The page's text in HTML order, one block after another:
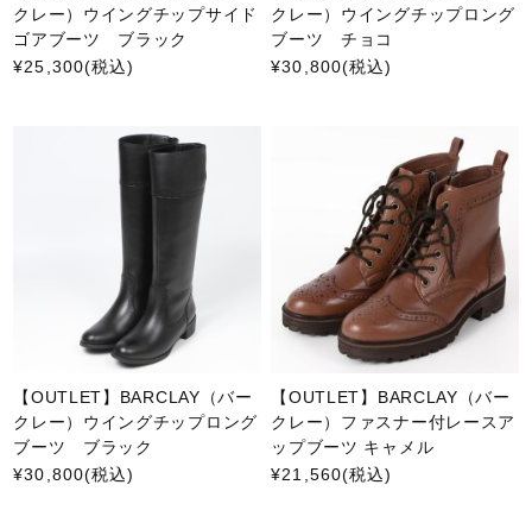
クレー）ウイングチップサイド
ゴアブーツ ブラック
¥25,300(税込)
クレー）ウイングチップロング
ブーツ チョコ
¥30,800(税込)
【OUTLET】BARCLAY（バー
クレー）ウイングチップロング
ブーツ ブラック
¥30,800(税込)
【OUTLET】BARCLAY（バー
クレー）ファスナー付レースア
ップブーツ キャメル
¥21,560(税込)